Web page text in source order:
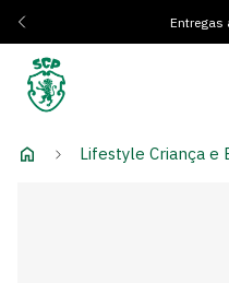
Entregas
Lifestyle Criança e